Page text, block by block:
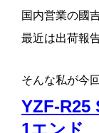
国内営業の國
最近は出荷報
そんな私が今
YZF-R25
1エンド